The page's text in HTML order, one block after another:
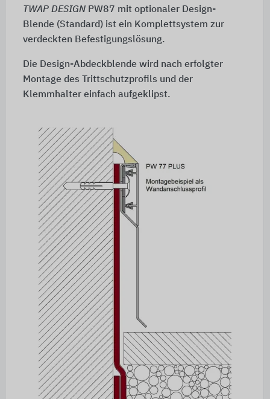
TWAP DESIGNPW87 mit optionaler Design-
Blende (Standard) ist ein Komplettsystem zur
verdeckten Befestigungslösung.
Die Design-Abdeckblende wird nach erfolgter
Montage des Trittschutzprofils und der
Klemmhalter einfach aufgeklipst.